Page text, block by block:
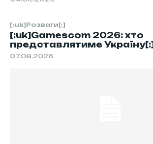
[:uk]Розваги[:]
[:uk]Gamescom 2026: хто
представлятиме Україну[:]
07.08.2026